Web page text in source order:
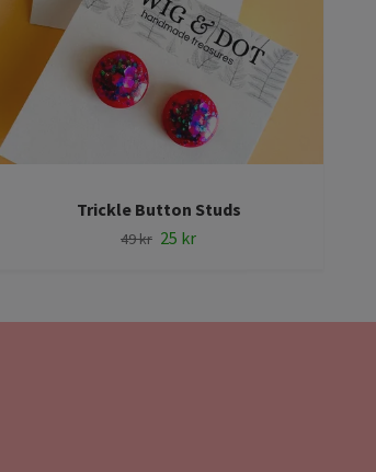
Trickle Button Studs
49 kr 25 kr